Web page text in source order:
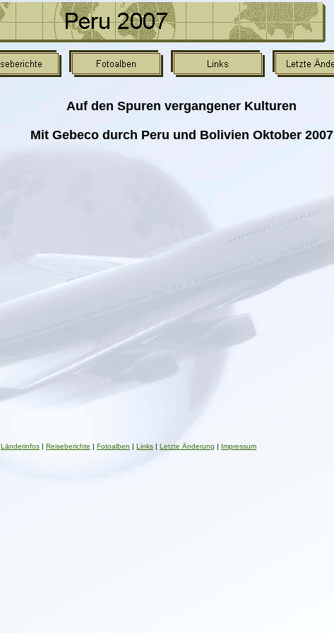
Auf den Spuren vergangener Kulturen
Mit Gebeco durch Peru und Bolivien Oktober 2007
Länderinfos | Reiseberichte | Fotoalben | Links | Letzte Änderung | Impressum